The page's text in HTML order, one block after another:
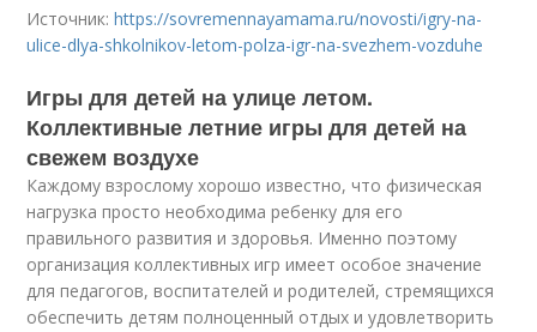
Источник:https://sovremennayamama.ru/novosti/igry-na-
ulice-dlya-shkolnikov-letom-polza-igr-na-svezhem-vozduhe
Игры для детей на улице летом.
Коллективные летние игры для детей на
свежем воздухе
Каждому взрослому хорошо известно, что физическая
нагрузка просто необходима ребенку для его
правильного развития и здоровья. Именно поэтому
организация коллективных игр имеет особое значение
для педагогов, воспитателей и родителей, стремящихся
обеспечить детям полноценный отдых и удовлетворить